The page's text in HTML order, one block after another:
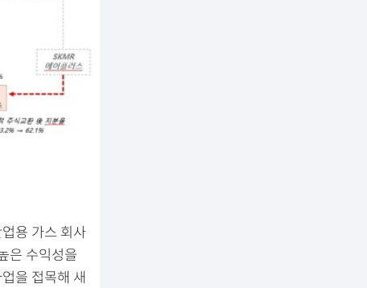
용 가스 회사
은 수익성을
을 접목해 새